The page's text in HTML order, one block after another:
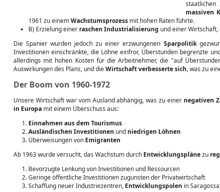
staatlichen
massiven
1961 zu einemWachstumsprozess mit hohen Raten führte.
B) Erzielung einer raschen Industrialisierung und einer
Die Spanier wurden jedoch zu einer erzwungenen Sparpolitik
Investitionen einschränkte, die Löhne einfror, Überstunden begrenzte
allerdings mit hohen Kosten für die Arbeitnehmer, die "auf
Auswirkungen des Plans, und dieWirtschaft verbesserte sich, was zu
Der Boom von 1960-1972
Unsere Wirtschaft war vom Ausland abhängig, was zu einer negativen
in Europa mit einem Überschuss aus:
Einnahmen aus dem Tourismus
Ausländischen Investitionen und niedrigen Löhnen
Überweisungen von Emigranten
Ab 1963 wurde versucht, das Wachstum durch Entwicklungsplänezu
Bevorzugte Lenkung von Investitionen und Ressourcen
Geringe öffentliche Investitionen zugunsten der Privatwirtschaft
Schaffung neuer Industriezentren, Entwicklungspolen in